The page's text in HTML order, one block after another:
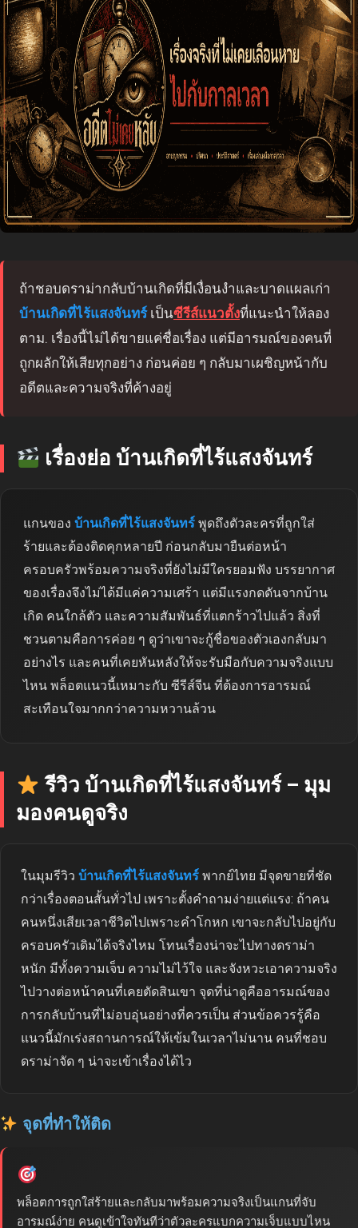
ถ้าชอบดราม่ากลับบ้านเกิดที่มีเงื่อนงำและบาดแผลเก่า
บ้านเกิดที่ไร้แสงจันทร์เป็นซีรีส์แนวตั้งที่แนะนำให้ลอง
ตาม. เรื่องนี้ไม่ได้ขายแค่ชื่อเรื่อง แต่มีอารมณ์ของคนที่
ถูกผลักให้เสียทุกอย่าง ก่อนค่อย ๆ กลับมาเผชิญหน้ากับ
อดีตและความจริงที่ค้างอยู่
เรื่องย่อ บ้านเกิดที่ไร้แสงจันทร์
แกนของ บ้านเกิดที่ไร้แสงจันทร์ พูดถึงตัวละครที่ถูกใส่
ร้ายและต้องติดคุกหลายปี ก่อนกลับมายืนต่อหน้า
ครอบครัวพร้อมความจริงที่ยังไม่มีใครยอมฟัง บรรยากาศ
ของเรื่องจึงไม่ได้มีแค่ความเศร้า แต่มีแรงกดดันจากบ้าน
เกิด คนใกล้ตัว และความสัมพันธ์ที่แตกร้าวไปแล้ว สิ่งที่
ชวนตามคือการค่อย ๆ ดูว่าเขาจะกู้ชื่อของตัวเองกลับมา
อย่างไร และคนที่เคยหันหลังให้จะรับมือกับความจริงแบบ
ไหน พล็อตแนวนี้เหมาะกับ ซีรีส์จีน ที่ต้องการอารมณ์
สะเทือนใจมากกว่าความหวานล้วน
รีวิว บ้านเกิดที่ไร้แสงจันทร์ – มุม
มองคนดูจริง
ในมุมรีวิว บ้านเกิดที่ไร้แสงจันทร์ พากย์ไทย มีจุดขายที่ชัด
กว่าเรื่องตอนสั้นทั่วไป เพราะตั้งคำถามง่ายแต่แรง: ถ้าคน
คนหนึ่งเสียเวลาชีวิตไปเพราะคำโกหก เขาจะกลับไปอยู่กับ
ครอบครัวเดิมได้จริงไหม โทนเรื่องน่าจะไปทางดราม่า
หนัก มีทั้งความเจ็บ ความไม่ไว้ใจ และจังหวะเอาความจริง
ไปวางต่อหน้าคนที่เคยตัดสินเขา จุดที่น่าดูคืออารมณ์ของ
การกลับบ้านที่ไม่อบอุ่นอย่างที่ควรเป็น ส่วนข้อควรรู้คือ
แนวนี้มักเร่งสถานการณ์ให้เข้มในเวลาไม่นาน คนที่ชอบ
ดราม่าจัด ๆ น่าจะเข้าเรื่องได้ไว
จุดที่ทำให้ติด
พล็อตการถูกใส่ร้ายและกลับมาพร้อมความจริงเป็นแกนที่จับ
อารมณ์ง่าย คนดูเข้าใจทันทีว่าตัวละครแบกความเจ็บแบบไหน